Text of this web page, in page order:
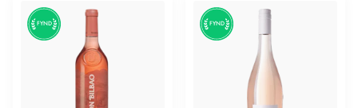
FYND FYND